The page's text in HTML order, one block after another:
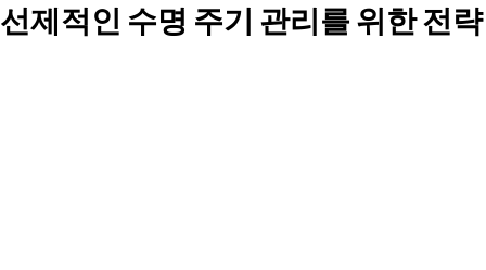
선제적인 수명 주기 관리를 위한 전략